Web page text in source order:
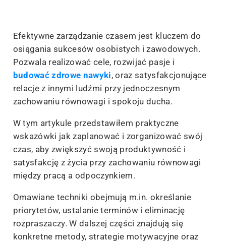
Efektywne zarządzanie czasem jest kluczem do
osiągania sukcesów osobistych i zawodowych.
Pozwala realizować cele, rozwijać pasje i
budować zdrowe nawyki, oraz satysfakcjonujące
relacje z innymi ludźmi przy jednoczesnym
zachowaniu równowagi i spokoju ducha.
W tym artykule przedstawiłem praktyczne
wskazówki jak zaplanować i zorganizować swój
czas, aby zwiększyć swoją produktywność i
satysfakcję z życia przy zachowaniu równowagi
między pracą a odpoczynkiem.
Omawiane techniki obejmują m.in. określanie
priorytetów, ustalanie terminów i eliminację
rozpraszaczy. W dalszej części znajdują się
konkretne metody, strategie motywacyjne oraz